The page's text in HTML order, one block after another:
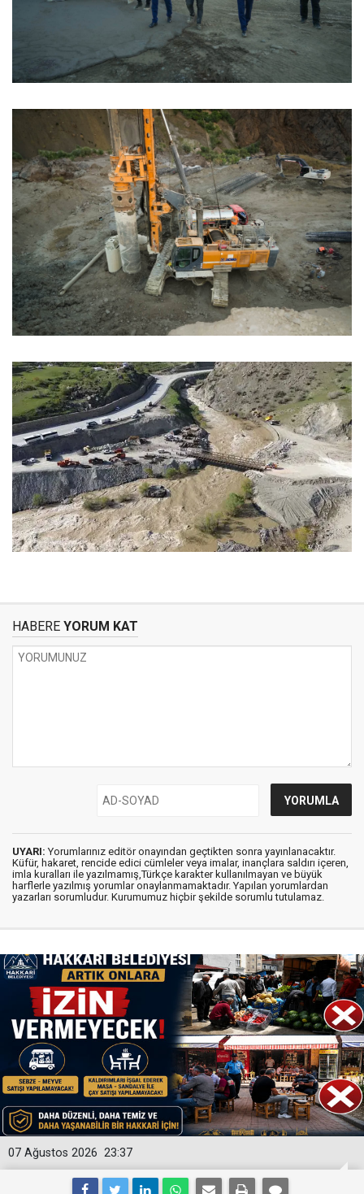
HABERE YORUM KAT
UYARI: Yorumlarınız editör onayından geçtikten sonra yayınlanacaktır.
Küfür, hakaret, rencide edici cümleler veya imalar, inançlara saldırı içeren,
imla kuralları ile yazılmamış,Türkçe karakter kullanılmayan ve büyük
harflerle yazılmış yorumlar onaylanmamaktadır. Yapılan yorumlardan
yazarları sorumludur. Kurumumuz hiçbir şekilde sorumlu tutulamaz.
23:37
07 Ağustos 2026